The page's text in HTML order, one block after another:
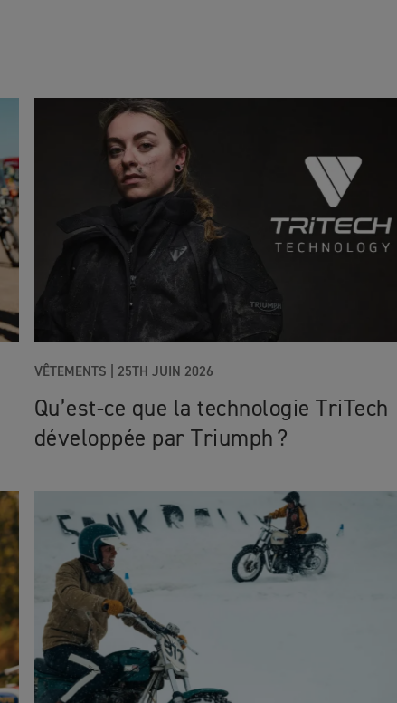
VÊTEMENTS | 25TH JUIN 2026
Qu’est‑ce que la technologie TriTech
développée par Triumph ?